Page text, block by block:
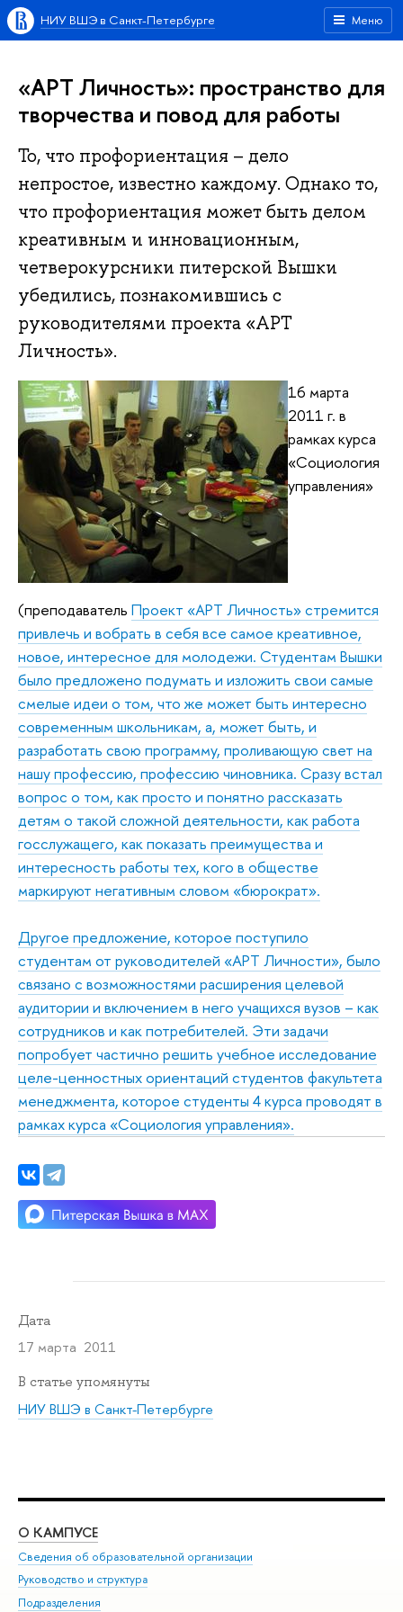
Меню
НИУ ВШЭ в Санкт-Петербурге
«АРТ Личность»: пространство для
творчества и повод для работы
То, что профориентация – дело
непростое, известно каждому. Однако то,
что профориентация может быть делом
креативным и инновационным,
четверокурсники питерской Вышки
убедились, познакомившись с
руководителями проекта «АРТ
Личность».
16 марта
2011 г. в
рамках курса
«Социология
управления»
(преподаватель Проект «АРТ Личность» стремится
привлечь и вобрать в себя все самое креативное,
новое, интересное для молодежи. Студентам Вышки
было предложено подумать и изложить свои самые
смелые идеи о том, что же может быть интересно
современным школьникам, а, может быть, и
разработать свою программу, проливающую свет на
нашу профессию, профессию чиновника. Сразу встал
вопрос о том, как просто и понятно рассказать
детям о такой сложной деятельности, как работа
госслужащего, как показать преимущества и
интересность работы тех, кого в обществе
маркируют негативным словом «бюрократ».
Другое предложение, которое поступило
студентам от руководителей «АРТ Личности», было
связано с возможностями расширения целевой
аудитории и включением в него учащихся вузов – как
сотрудников и как потребителей. Эти задачи
попробует частично решить учебное исследование
целе-ценностных ориентаций студентов факультета
менеджмента, которое студенты 4 курса проводят в
рамках курса «Социология управления».
Дата
17 марта 2011
В статье упомянуты
НИУ ВШЭ в Санкт-Петербурге
О КАМПУСЕ
Сведения об образовательной организации
Руководство и структура
Подразделения